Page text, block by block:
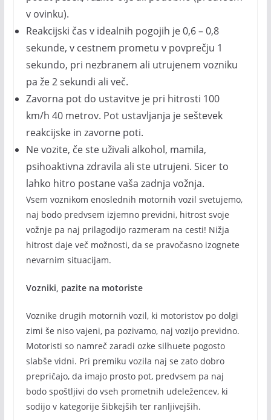
v ovinku).
Reakcijski čas v idealnih pogojih je 0,6 – 0,8
sekunde, v cestnem prometu v povprečju 1
sekundo, pri nezbranem ali utrujenem vozniku
pa že 2 sekundi ali več.
Zavorna pot do ustavitve je pri hitrosti 100
km/h 40 metrov. Pot ustavljanja je seštevek
reakcijske in zavorne poti.
Ne vozite, če ste uživali alkohol, mamila,
psihoaktivna zdravila ali ste utrujeni. Sicer to
lahko hitro postane vaša zadnja vožnja.
Vsem voznikom enoslednih motornih vozil svetujemo,
naj bodo predvsem izjemno previdni, hitrost svoje
vožnje pa naj prilagodijo razmeram na cesti! Nižja
hitrost daje več možnosti, da se pravočasno izognete
nevarnim situacijam.
Vozniki, pazite na motoriste
Voznike drugih motornih vozil, ki motoristov po dolgi
zimi še niso vajeni, pa pozivamo, naj vozijo previdno.
Motoristi so namreč zaradi ozke silhuete pogosto
slabše vidni. Pri premiku vozila naj se zato dobro
prepričajo, da imajo prosto pot, predvsem pa naj
bodo spoštljivi do vseh prometnih udeležencev, ki
sodijo v kategorije šibkejših ter ranljivejših.